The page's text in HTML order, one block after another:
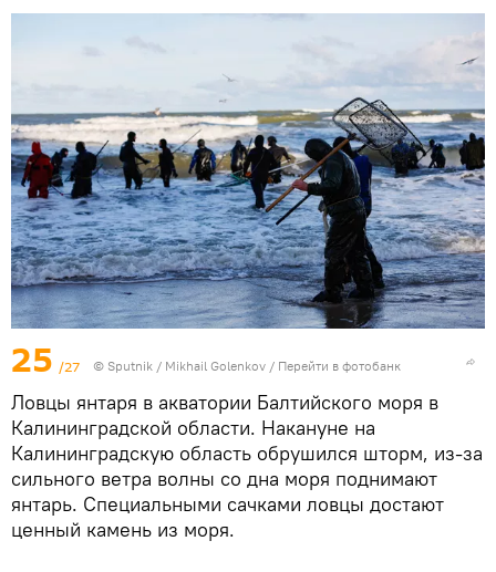
25 /27 © Sputnik / Mikhail Golenkov / Перейти в фотобанк
Ловцы янтаря в акватории Балтийского моря в
Калининградской области. Накануне на
Калининградскую область обрушился шторм, из-за
сильного ветра волны со дна моря поднимают
янтарь. Специальными сачками ловцы достают
ценный камень из моря.